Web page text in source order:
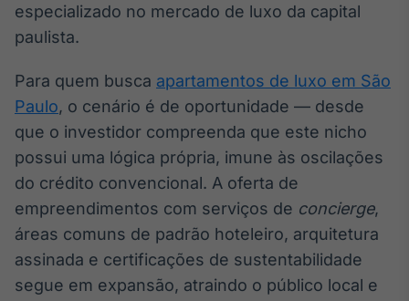
especializado no mercado de luxo da capital
paulista.
Para quem busca apartamentos de luxo em São
Paulo, o cenário é de oportunidade — desde
que o investidor compreenda que este nicho
possui uma lógica própria, imune às oscilações
do crédito convencional. A oferta de
empreendimentos com serviços de concierge,
áreas comuns de padrão hoteleiro, arquitetura
assinada e certificações de sustentabilidade
segue em expansão, atraindo o público local e